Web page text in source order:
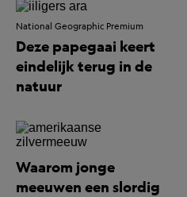
National Geographic Premium
Deze papegaai keert
eindelijk terug in de
natuur
Waarom jonge
meeuwen een slordig